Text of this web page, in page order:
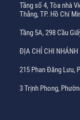
Tầng số 4, Tòa nhà
Thắng, TP. Hồ Chí
Tầng 5A, 298 Cầu
ĐỊA CHỈ CHI NHÁNH
215 Phan Đăng Lưu,
3 Trịnh Phong,